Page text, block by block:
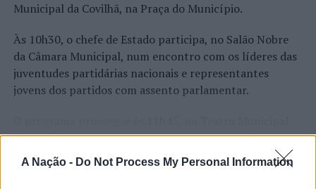
A Nação - Do Not Process My Personal Information
Municipal da Covilhã, na Praça do Município.
Às 10h30, o chefe de Estado participa, no Salão Nobre
da Câmara Municipal, num encontro com os líderes das
juventudes partidárias nacionais e representantes
jovens dos partidos com assento parlamentar.
da Covilhã, com uma conversa com um grupo de jovens
empreendedores.
CONTINUAR A LER